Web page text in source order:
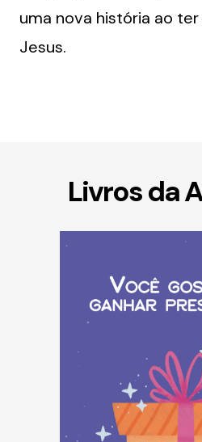
uma nova história ao
Jesus.
Livros da